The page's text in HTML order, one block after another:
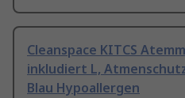
Cleanspace KITCS
inkludiert L,
Blau Hypoallergen